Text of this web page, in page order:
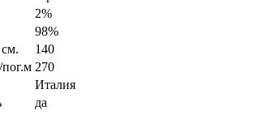
2%
98%
140
270
Италия
да